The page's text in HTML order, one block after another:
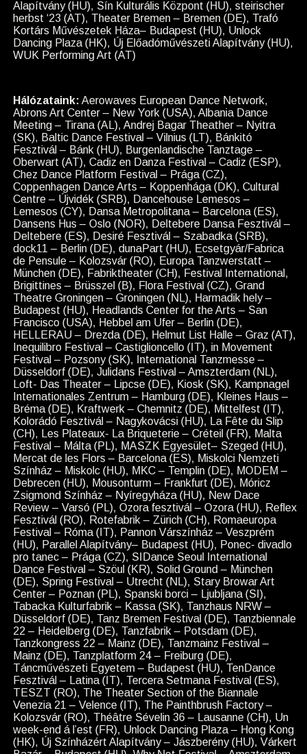
Alapítvány (HU), Sín Kulturális Központ (HU), steirischer
herbst ‘23 (AT), Theater Bremen – Bremen (DE), Trafó
Kortárs Művészetek Háza– Budapest (HU), Unlock
Dancing Plaza (HK), Új Előadóművészeti Alapítvány (HU),
WUK Performing Art (AT)
Hálózataink: Aerowaves European Dance Network,
Abrons Art Center – New York (USA), Albania Dance
Meeting – Tirana (AL), Andrej Bagar Theather – Nyitra
(SK), Baltic Dance Festival – Vilnius (LT), Bánkitó
Fesztivál – Bánk (HU), Burgenlandische Tanztage –
Oberwart (AT), Cadiz en Danza Festival – Cadiz (ESP),
Chez Dance Platform Festival – Prága (CZ),
Coppenhagen Dance Arts – Koppenhága (DK), Cultural
Centre – Újvidék (SRB), Dancehouse Lemesos –
Lemesos (CY), Dansa Metropolitana – Barcelona (ES),
Dansens Hus – Oslo (NOR), Deltebere Dansa Fesztivál –
Deltebere (ES), Desiré Fesztivál – Szabadka (SRB),
dock11 – Berlin (DE), dunaPart (HU), Ecsetgyár/Fabrica
de Pensule – Kolozsvár (RO), Europa Tanzwerstatt –
München (DE), Fabriktheater (CH), Festival International,
Brigittines – Brüsszel (B), Flora Festival (CZ), Grand
Theatre Groningen – Groningen (NL), Harmadik hely –
Budapest (HU), Headlands Center for the Arts – San
Francisco (USA), Hebbel am Ufer – Berlin (DE),
HELLERAU – Drezda (DE), Helmut List Halle – Graz (AT),
Inequilibro Festival – Castiglioncello (IT), in Movement
Festival – Pozsony (SK), International Tanzmesse –
Düsseldorf (DE), Julidans Festival – Amszterdam (NL),
Loft- Das Theater – Lipcse (DE), Kiosk (SK), Kampnagel
Internationales Zentrum – Hamburg (DE), Kleines Haus –
Bréma (DE), Kraftwerk – Chemnitz (DE), Mittelfest (IT),
Kolorádó Fesztivál – Nagykovácsi (HU), La Fête du Slip
(CH), Les Plateaux- La Briqueterie – Créteil (FR), Malta
Festival – Málta (PL), MASZK Egyesület– Szeged (HU),
Mercat de les Flors – Barcelona (ES), Miskolci Nemzeti
Színház – Miskolc (HU), MKC – Templin (DE), MODEM –
Debrecen (HU), Mousonturm – Frankfurt (DE), Móricz
Zsigmond Színház – Nyíregyháza (HU), New Dace
Review – Varsó (PL), Ozora fesztivál – Ozora (HU), Reflex
Fesztivál (RO), Rotefabrik – Zürich (CH), Romaeuropa
Festival – Róma (IT), Pannon Várszínház – Veszprém
(HU), Parallel Alapítvány– Budapest (HU), Ponec- divadlo
pro tanec – Prága (CZ), SIDance Seoul International
Dance Festival – Szöul (KR), Solid Ground – München
(DE), Spring Festival – Utrecht (NL), Stary Browar Art
Center – Poznan (PL), Spanski borci – Ljubljana (SI),
Tabacka Kulturfabrik – Kassa (SK), Tanzhaus NRW –
Düsseldorf (DE), Tanz Bremen Festival (DE), Tanzbiennale
22 – Heidelberg (DE), Tanzfabrik – Potsdam (DE),
Tanzkongress 22 – Mainz (DE), Tanzmainz Festival –
Mainz (DE), Tanzplatform 24 – Freiburg (DE),
Táncművészeti Egyetem – Budapest (HU), TenDance
Fesztivál – Latina (IT), Tercera Setmana Festival (ES),
TESZT (RO), The Theater Section of the Biannale
Venezia 21 – Velence (IT), The Painthbrush Factory –
Kolozsvár (RO), Théâtre Sévelin 36 – Lausanne (CH), Un
week-end á l’est (FR), Unlock Dancing Plaza – Hong Kong
(HK), Új Színházért Alapítvány – Jászberény (HU), Várkert